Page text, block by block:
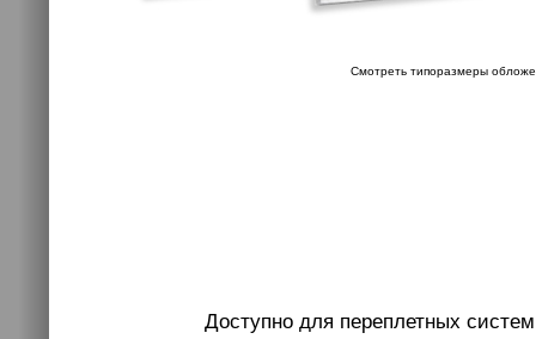
Смотреть типоразмеры
Доступно для переплетных